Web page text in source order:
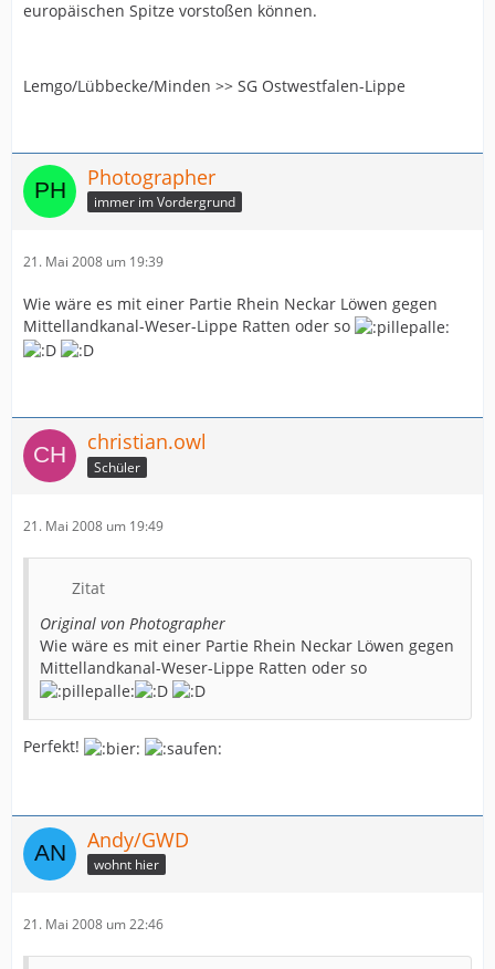
europäischen Spitze vorstoßen können.
Lemgo/Lübbecke/Minden >> SG Ostwestfalen-Lippe
Photographer
immer im Vordergrund
21. Mai 2008 um 19:39
Wie wäre es mit einer Partie Rhein Neckar Löwen gegen
Mittellandkanal-Weser-Lippe Ratten oder so
christian.owl
Schüler
21. Mai 2008 um 19:49
Zitat
Original von Photographer
Wie wäre es mit einer Partie Rhein Neckar Löwen gegen
Mittellandkanal-Weser-Lippe Ratten oder so
Perfekt!
Andy/GWD
wohnt hier
21. Mai 2008 um 22:46